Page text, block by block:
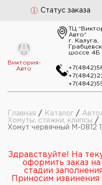
Статус заказа
Виктория-
Авто
ТЦ
Авто“
г. Калуга,
шоссе 4Б
Главная / Каталог /
Хомуты, стяжки, клипсы /
Хомут червячный М-0812
Здравствуйте! На
оформить заказ на
стадии
Приносим